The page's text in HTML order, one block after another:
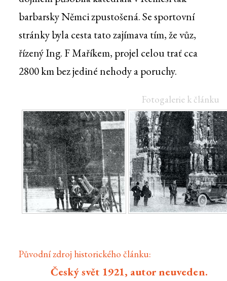
barbarsky Němci zpustošená. Se sportovní
stránky byla cesta tato zajímava tím, že vůz,
řízený Ing. F Maříkem, projel celou trať cca
2800 km bez jediné nehody a poruchy.
Fotogalerie k článku
Původní zdroj historického článku:
Český svět 1921, autor neuveden.